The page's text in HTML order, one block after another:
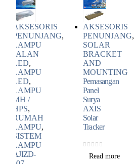
AKSESORIS
PENUNJANG
SOLAR
BRACKET
AND
MOUNTING
Pemasangan
Panel
Surya
AXIS
Solar
Tracker
0out of 5
Read more
AKSESORIS
PENUNJANG
LAMPU
JALAN
LED
LAMPU
LED,
LAMPU
MH /
HPS
RUMAH
LAMPU
LAMPU
AJIZD-